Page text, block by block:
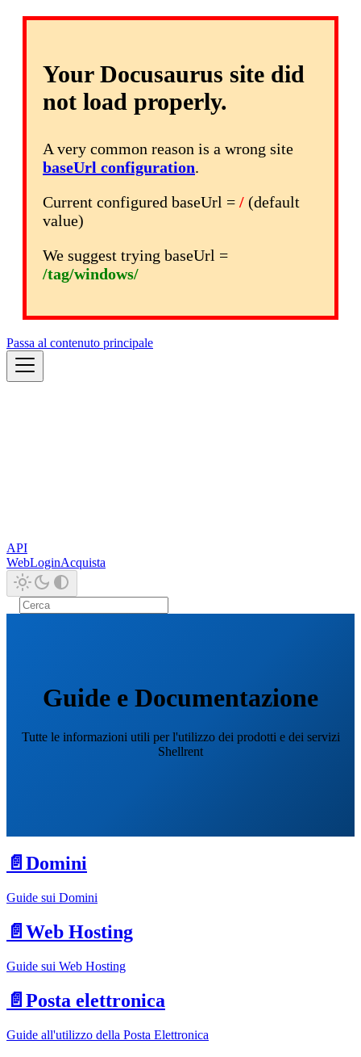
Your Docusaurus site did
not load properly.
A very common reason is a wrong site
baseUrl configuration.
Current configured baseUrl = / (default
value)
We suggest trying baseUrl =
/tag/windows/
Passa al contenuto principale
API
WebLoginAcquista
Guide e Documentazione
Tutte le informazioni utili per l'utilizzo dei prodotti e dei servizi
Shellrent
📄️ Domini
Guide sui Domini
📄️ Web Hosting
Guide sui Web Hosting
📄️ Posta elettronica
Guide all'utilizzo della Posta Elettronica